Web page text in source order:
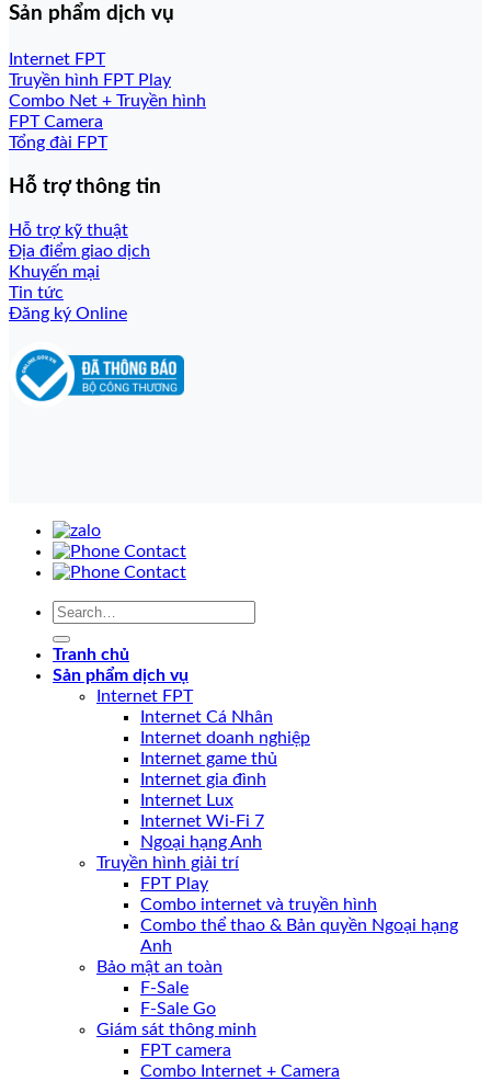
Sản phẩm dịch vụ
Internet FPT
Truyền hình FPT Play
Combo Net + Truyền hình
FPT Camera
Tổng đài FPT
Hỗ trợ thông tin
Hỗ trợ kỹ thuật
Địa điểm giao dịch
Khuyến mại
Tin tức
Đăng ký Online
Tranh chủ
Sản phẩm dịch vụ
Internet FPT
Internet Cá Nhân
Internet doanh nghiệp
Internet game thủ
Internet gia đình
Internet Lux
Internet Wi-Fi 7
Ngoại hạng Anh
Truyền hình giải trí
FPT Play
Combo internet và truyền hình
Combo thể thao & Bản quyền Ngoại hạng
Anh
Bảo mật an toàn
F-Sale
F-Sale Go
Giám sát thông minh
FPT camera
Combo Internet + Camera